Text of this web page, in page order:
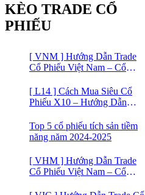
KÈO TRADE CỔ
PHIẾU
[ VNM ] Hướng Dẫn Trade
Cổ Phiếu Việt Nam – Cổ
[ L14 ] Cách Mua Siêu Cổ
Phiếu X10 – Hướng Dẫn
Cổ phiếu BĐS Licogi 14
Top 5 cổ phiếu tích sản tiềm
năng năm 2024-2025
[ VHM ] Hướng Dẫn Trade
Cổ Phiếu Việt Nam – Cổ